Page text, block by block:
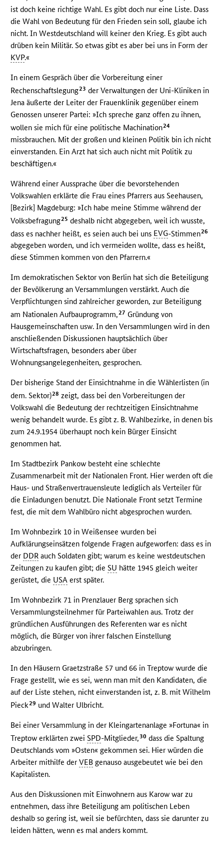
ist doch keine richtige Wahl. Es gibt doch nur eine Liste. Dass
die Wahl von Bedeutung für den Frieden sein soll, glaube ich
nicht. In Westdeutschland will keiner den Krieg. Es gibt auch
drüben kein Militär. So etwas gibt es aber bei uns in Form der
KVP.«
In einem Gespräch über die Vorbereitung einer
Rechenschaftslegung23 der Verwaltungen der Uni-Kliniken in
Jena äußerte der Leiter der Frauenklinik gegenüber einem
Genossen unserer Partei: »Ich spreche ganz offen zu ihnen,
wollen sie mich für eine politische Machination24
missbrauchen. Mit der großen und kleinen Politik bin ich nicht
einverstanden. Ein Arzt hat sich auch nicht mit Politik zu
beschäftigen.«
Während einer Aussprache über die bevorstehenden
Volkswahlen erklärte die Frau eines Pfarrers aus Seehausen,
[Bezirk] Magdeburg: »Ich habe meine Stimme während der
Volksbefragung25 deshalb nicht abgegeben, weil ich wusste,
dass es nachher heißt, es seien auch bei uns EVG-Stimmen26
abgegeben worden, und ich vermeiden wollte, dass es heißt,
diese Stimmen kommen von den Pfarrern.«
Im demokratischen Sektor von Berlin hat sich die Beteiligung
der Bevölkerung an Versammlungen verstärkt. Auch die
Verpflichtungen sind zahlreicher geworden, zur Beteiligung
am Nationalen Aufbauprogramm,27 Gründung von
Hausgemeinschaften usw. In den Versammlungen wird in den
anschließenden Diskussionen hauptsächlich über
Wirtschaftsfragen, besonders aber über
Wohnungsangelegenheiten, gesprochen.
Der bisherige Stand der Einsichtnahme in die Wählerlisten (in
dem. Sektor)28 zeigt, dass bei den Vorbereitungen der
Volkswahl die Bedeutung der rechtzeitigen Einsichtnahme
wenig behandelt wurde. Es gibt z. B. Wahlbezirke, in denen bis
zum 24.9.1954 überhaupt noch kein Bürger Einsicht
genommen hat.
Im Stadtbezirk Pankow besteht eine schlechte
Zusammenarbeit mit der Nationalen Front. Hier werden oft die
Haus- und Straßenvertrauensleute lediglich als Verteiler für
die Einladungen benutzt. Die Nationale Front setzt Termine
fest, die mit dem Wahlbüro nicht abgesprochen wurden.
Im Wohnbezirk 10 in Weißensee wurden bei
Aufklärungseinsätzen folgende Fragen aufgeworfen: dass es in
der DDR auch Soldaten gibt; warum es keine westdeutschen
Zeitungen zu kaufen gibt; dieSU hätte 1945 gleich weiter
gerüstet, die USA erst später.
Im Wohnbezirk 71 in Prenzlauer Berg sprachen sich
Versammlungsteilnehmer für Parteiwahlen aus. Trotz der
gründlichen Ausführungen des Referenten war es nicht
möglich, die Bürger von ihrer falschen Einstellung
abzubringen.
In den Häusern Graetzstraße 57 und 66 in Treptow wurde die
Frage gestellt, wie es sei, wenn man mit den Kandidaten, die
auf der Liste stehen, nicht einverstanden ist, z. B. mit Wilhelm
Pieck29 und Walter Ulbricht.
Bei einer Versammlung in der Kleingartenanlage »Fortuna« in
Treptow erklärten zweiSPD-Mitglieder, 30 dass die Spaltung
Deutschlands vom »Osten« gekommen sei. Hier würden die
Arbeiter mithilfe derVEB genauso ausgebeutet wie bei den
Kapitalisten.
Aus den Diskussionen mit Einwohnern aus Karow war zu
entnehmen, dass ihre Beteiligung am politischen Leben
deshalb so gering ist, weil sie befürchten, dass sie darunter zu
leiden hätten, wenn es mal anders kommt.